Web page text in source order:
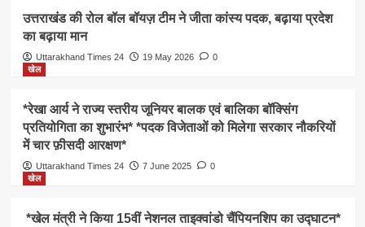
उत्तराखंड की रोल बॉल बॉयज़ टीम ने जीता कांस्य पदक, बढ़ाया प्रदेश
का बढ़ाया मान
Uttarakhand Times 24 19 May 2026
0
खेल
*रेखा आर्य ने राज्य स्तरीय जूनियर बालक एवं बालिका बॉक्सिंग
प्रतियोगिता का शुभारंभ* *पदक विजेताओं को मिलेगा सरकार नौकरियों
में चार फ़ीसदी आरक्षण*
Uttarakhand Times 24 7 June 2025
0
खेल
*खेल मंत्री ने किया 15वीं नेशनल ताइक्वांडो चैंपियनशिप का उद्घाटन*